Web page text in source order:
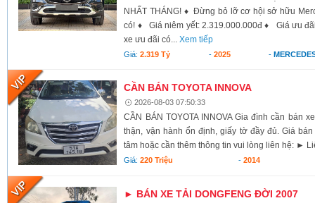
NHẤT THÁNG! ♦ Đừng bỏ lỡ cơ hội sở hữu
có! ♦ Giá niêm yết: 2.319.000.000đ ♦ Giá ưu
xe ưu đãi có...Xem tiếp
Giá:2.319 Tỷ - 2025 -
CẦN BÁN TOYOTA INNOVA
2026-08-03 07:50:33
CẦN BÁN TOYOTA INNOVA Gia đình cần bán
thận, vận hành ổn định, giấy tờ đầy đủ. Giá
tâm hoặc cần thêm thông tin vui lòng liên hệ: ►
Giá:220 Triệu - 2014
► BÁN XE TẢI DONGFENG ĐỜI 2007